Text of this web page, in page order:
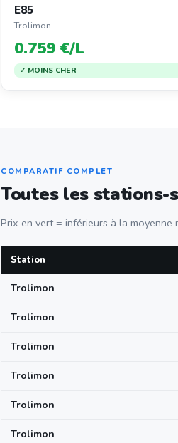
E85
Trolimon
0.759 €/L
✓ MOINS CHER
COMPARATIF COMPLET
Toutes les stations-
Prix en vert = inférieurs à la moyenne
Station
Trolimon
Trolimon
Trolimon
Trolimon
Trolimon
Trolimon